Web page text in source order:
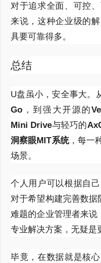
对于追求全面、可控
来说，这种企业级的
具要可靠得多。
总结
U盘虽小，安全事大。
Go ，到强大开源的
Mini Drive与轻巧的
洞察眼MIT系统，每一
场景。
个人用户可以根据自
对于希望构建完善数据
难题的企业管理者来说
专业解决方案，无疑是
毕竟，在数据就是核